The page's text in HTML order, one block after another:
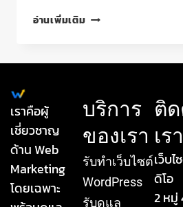
อ่านเพิ่มเติม
เราคือผู้
เชี่ยวชาญ
ด้าน Web
Marketing
โดยเฉพาะ
บริการ
ของเรา
รับทําเว็บไซต์
WordPress
รับดูแล
ติ
เรา
เว็บ
ดิโอ
2 หมู่